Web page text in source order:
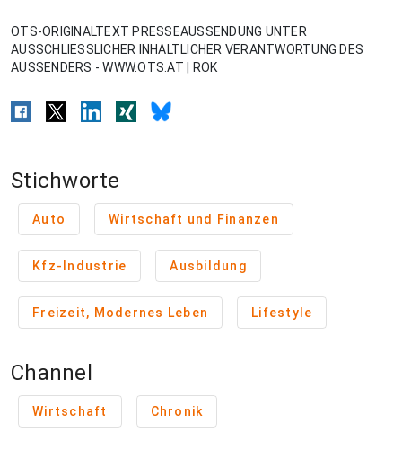
OTS-ORIGINALTEXT PRESSEAUSSENDUNG UNTER
AUSSCHLIESSLICHER INHALTLICHER VERANTWORTUNG DES
AUSSENDERS - WWW.OTS.AT | ROK
Stichworte
Auto Wirtschaft und Finanzen
Kfz-Industrie Ausbildung
Freizeit, Modernes Leben Lifestyle
Channel
Wirtschaft Chronik